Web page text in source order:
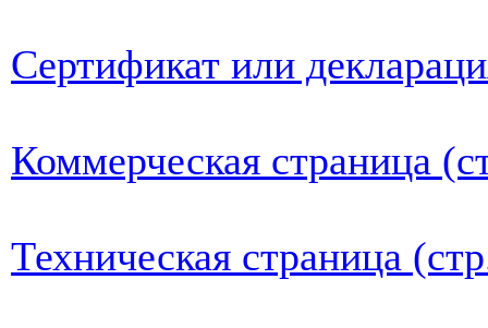
Сертификат или
Коммерческая страница
Техническая страница